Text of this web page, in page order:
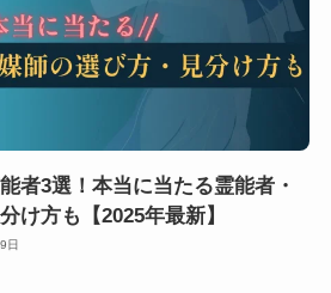
者3選！本当に当たる霊能者・
け方も【2025年最新】
日